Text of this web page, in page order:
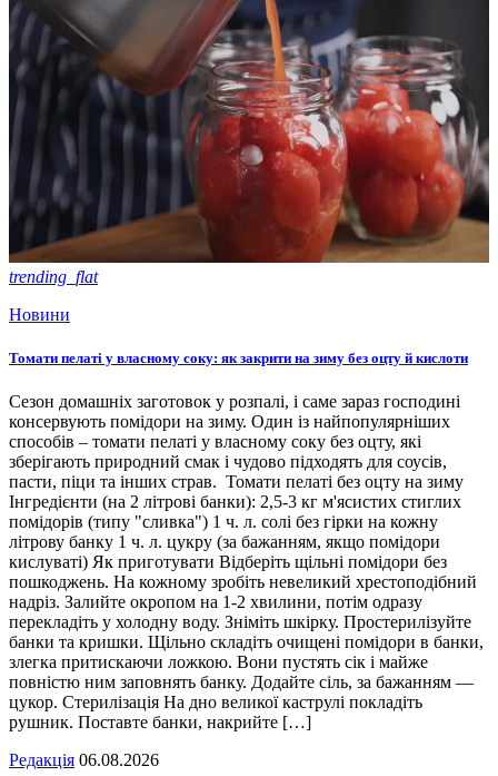
trending_flat
Новини
Томати пелаті у власному соку: як закрити на зиму без оцту й кислоти
Сезон домашніх заготовок у розпалі, і саме зараз господині
консервують помідори на зиму. Один із найпопулярніших
способів – томати пелаті у власному соку без оцту, які
зберігають природний смак і чудово підходять для соусів,
пасти, піци та інших страв. Томати пелаті без оцту на зиму
Інгредієнти (на 2 літрові банки): 2,5-3 кг м'ясистих стиглих
помідорів (типу "сливка") 1 ч. л. солі без гірки на кожну
літрову банку 1 ч. л. цукру (за бажанням, якщо помідори
кислуваті) Як приготувати Відберіть щільні помідори без
пошкоджень. На кожному зробіть невеликий хрестоподібний
надріз. Залийте окропом на 1-2 хвилини, потім одразу
перекладіть у холодну воду. Зніміть шкірку. Простерилізуйте
банки та кришки. Щільно складіть очищені помідори в банки,
злегка притискаючи ложкою. Вони пустять сік і майже
повністю ним заповнять банку. Додайте сіль, за бажанням —
цукор. Стерилізація На дно великої каструлі покладіть
рушник. Поставте банки, накрийте […]
Редакція 06.08.2026